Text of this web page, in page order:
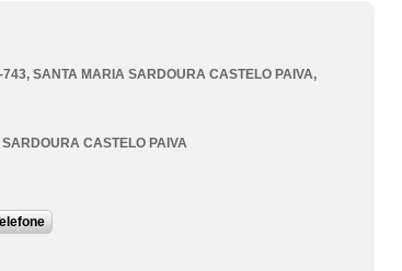
743, SANTA MARIA SARDOURA CASTELO PAIVA,
CASTELO PAIVA